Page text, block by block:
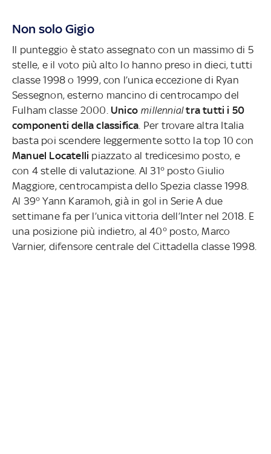
Non solo Gigio
Il punteggio è stato assegnato con un massimo di 5
stelle, e il voto più alto lo hanno preso in dieci, tutti
classe 1998 o 1999, con l’unica eccezione di Ryan
Sessegnon, esterno mancino di centrocampo del
Fulham classe 2000. Unico millennialtra tutti i 50
componenti della classifica . Per trovare altra Italia
basta poi scendere leggermente sotto la top 10 con
Manuel Locatelli piazzato al tredicesimo posto, e
con 4 stelle di valutazione. Al 31° posto Giulio
Maggiore, centrocampista dello Spezia classe 1998.
Al 39° Yann Karamoh, già in gol in Serie A due
settimane fa per l’unica vittoria dell’Inter nel 2018. E
una posizione più indietro, al 40° posto, Marco
Varnier, difensore centrale del Cittadella classe 1998.